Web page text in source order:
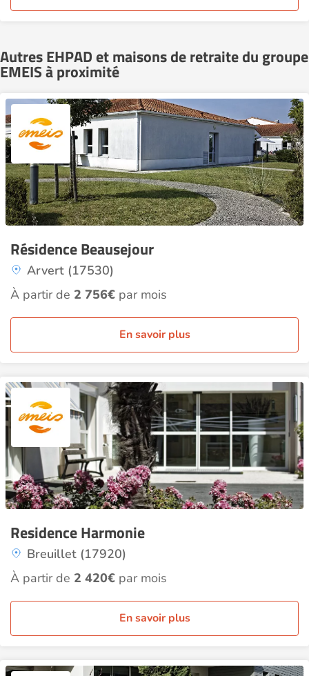
Autres EHPAD et maisons de retraite du groupe
EMEIS à proximité
Résidence Beausejour
Arvert (17530)
À partir de 2 756€ par mois
En savoir plus
Residence Harmonie
Breuillet (17920)
À partir de 2 420€ par mois
En savoir plus